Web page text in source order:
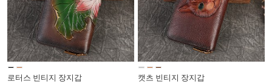
로터스 빈티지 장지갑 캣츠 빈티지 장지갑